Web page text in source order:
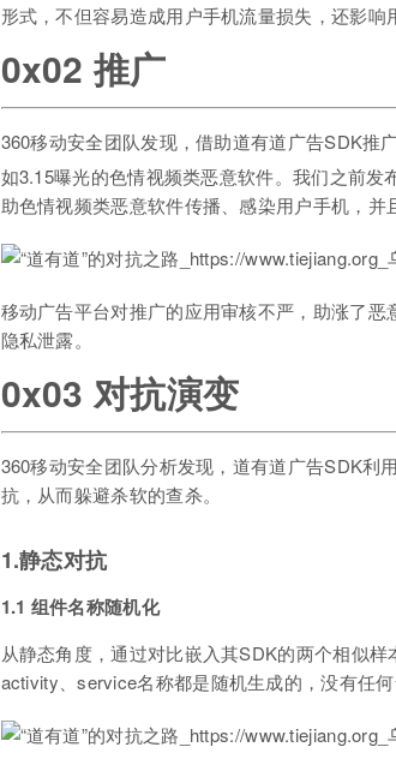
形式，不但容易造成用户手机流量损失，还影响
0x02 推广
360移动安全团队发现，借助道有道广告SDK推
如3.15曝光的色情视频类恶意软件。我们之前发
助色情视频类恶意软件传播、感染用户手机，并
移动广告平台对推广的应用审核不严，助涨了恶
隐私泄露。
0x03 对抗演变
360移动安全团队分析发现，道有道广告SDK利
抗，从而躲避杀软的查杀。
1.静态对抗
1.1 组件名称随机化
从静态角度，通过对比嵌入其SDK的两个相似
activity、service名称都是随机生成的，没有任